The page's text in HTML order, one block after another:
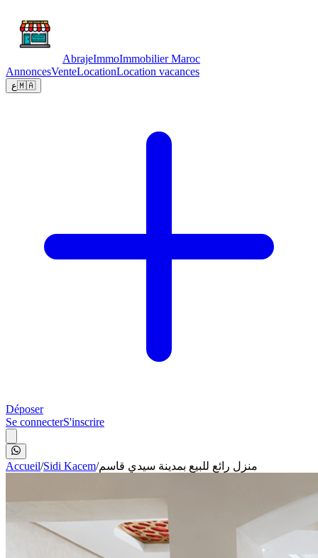
AbrajeImmoImmobilier Maroc
AnnoncesVenteLocationLocation vacances
ع🇲🇦
Déposer
Se connecterS'inscrire
Accueil/Sidi Kacem/منزل رائع للبيع بمدينة سيدي قاسم